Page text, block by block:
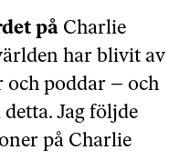
på Charlie
har blivit av
och poddar – och
Jag följde
på Charlie